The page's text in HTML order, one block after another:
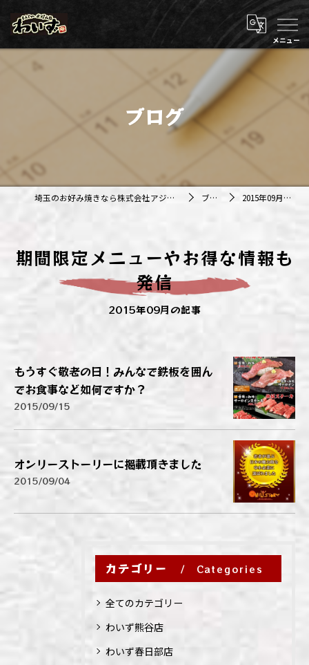
ブログ
埼玉のお好み焼きなら株式会社アジルカンパニー ブログ 2015年09月の記事
期間限定メニューやお得な情報も
発信
2015年09月の記事
もうすぐ敬老の日！みんなで鉄板を囲ん
でお食事など如何ですか？
2015/09/15
オンリーストーリーに掲載頂きました
2015/09/04
カテゴリー Categories
全てのカテゴリー
わいず熊谷店
わいず春日部店